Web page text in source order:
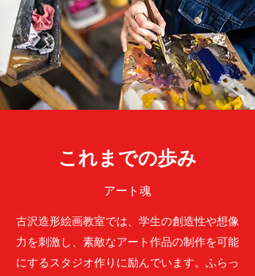
これまでの歩み
アート魂
古沢造形絵画教室では、学生の創造性や想像
力を刺激し、素敵なアート作品の制作を可能
にするスタジオ作りに励んでいます。ふらっ